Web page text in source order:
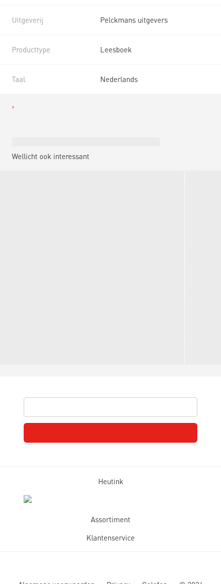
Uitgeverij Pelckmans uitgevers
Producttype Leesboek
Taal Nederlands
Wellicht ook interessant
Heutink
Assortiment
Klantenservice